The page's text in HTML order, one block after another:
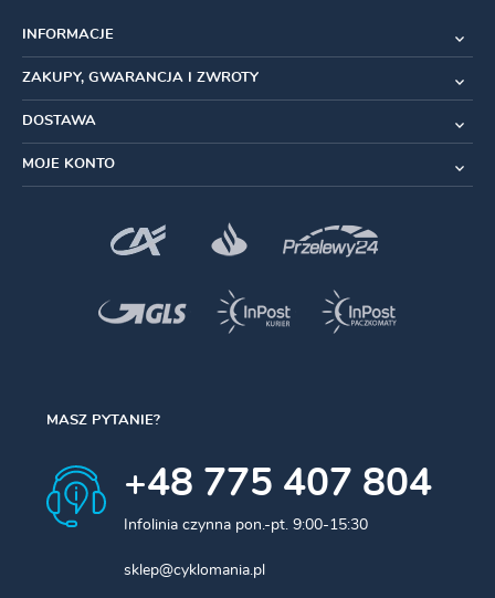
INFORMACJE
ZAKUPY, GWARANCJA I ZWROTY
DOSTAWA
MOJE KONTO
MASZ PYTANIE?
+48 775 407 804
Infolinia czynna pon.-pt. 9:00-15:30
sklep@cyklomania.pl